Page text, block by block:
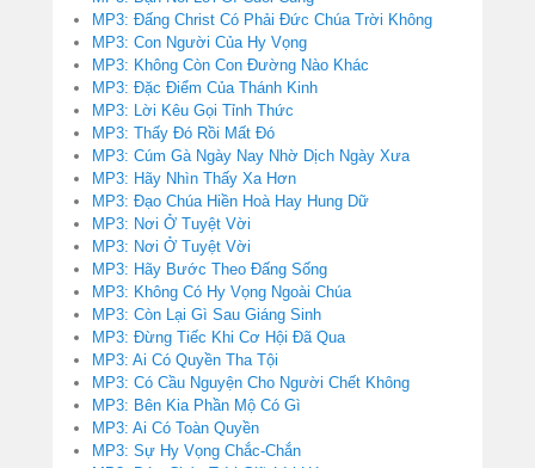
MP3: Đấng Christ Có Phải Đức Chúa Trời Không
MP3: Con Người Của Hy Vọng
MP3: Không Còn Con Đường Nào Khác
MP3: Đặc Điểm Của Thánh Kinh
MP3: Lời Kêu Gọi Tỉnh Thức
MP3: Thấy Đó Rồi Mất Đó
MP3: Cúm Gà Ngày Nay Nhờ Dịch Ngày Xưa
MP3: Hãy Nhìn Thấy Xa Hơn
MP3: Đạo Chúa Hiền Hoà Hay Hung Dữ
MP3: Nơi Ở Tuyệt Vời
MP3: Nơi Ở Tuyệt Vời
MP3: Hãy Bước Theo Đấng Sống
MP3: Không Có Hy Vọng Ngoài Chúa
MP3: Còn Lại Gì Sau Giáng Sinh
MP3: Đừng Tiếc Khi Cơ Hội Đã Qua
MP3: Ai Có Quyền Tha Tội
MP3: Có Cầu Nguyện Cho Người Chết Không
MP3: Bên Kia Phần Mộ Có Gì
MP3: Ai Có Toàn Quyền
MP3: Sự Hy Vọng Chắc-Chắn